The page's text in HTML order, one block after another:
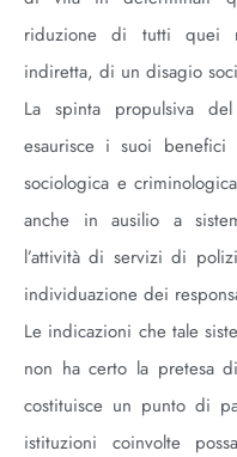
riduzione di tutti quei
indiretta, di un disagio
La spinta propulsiva
esaurisce i suoi
sociologica e
anche in ausilio a
l’attività di servizi di
individuazione dei
Le indicazioni che tale
non ha certo la pretesa
costituisce un punto di
istituzioni coinvolte